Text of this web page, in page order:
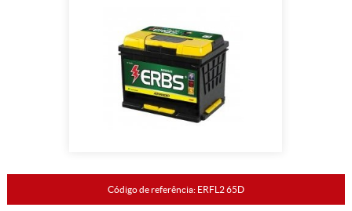
Código de referência: ERFL2 65D